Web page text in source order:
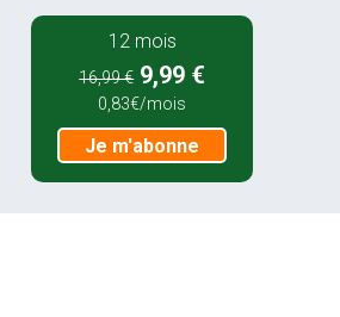
12 mois
16,99 €9,99 €
0,83€/mois
Je m'abonne